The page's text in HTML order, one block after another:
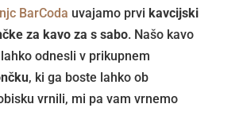
BarCoda uvajamo prvi kavcijski
za kavo za s sabo. Našo kavo
odnesli v prikupnem
, ki ga boste lahko ob
vrnili, mi pa vam vrnemo